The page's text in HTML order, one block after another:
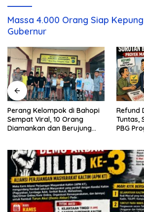
Massa 4.000 Orang Siap
Gubernur
Perang Kelompok di Bahopi
Sempat Viral, 10 Orang
Diamankan dan Berujung
Refund
Tuntas,
PBG